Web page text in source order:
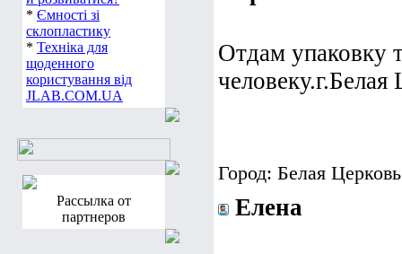
* Ємності зі
склопластику
* Техніка для
щоденного
користування від
JLAB.COM.UA
Рассылка от
партнеров
Отдам упаковку
Город: Белая Церковь
Елена